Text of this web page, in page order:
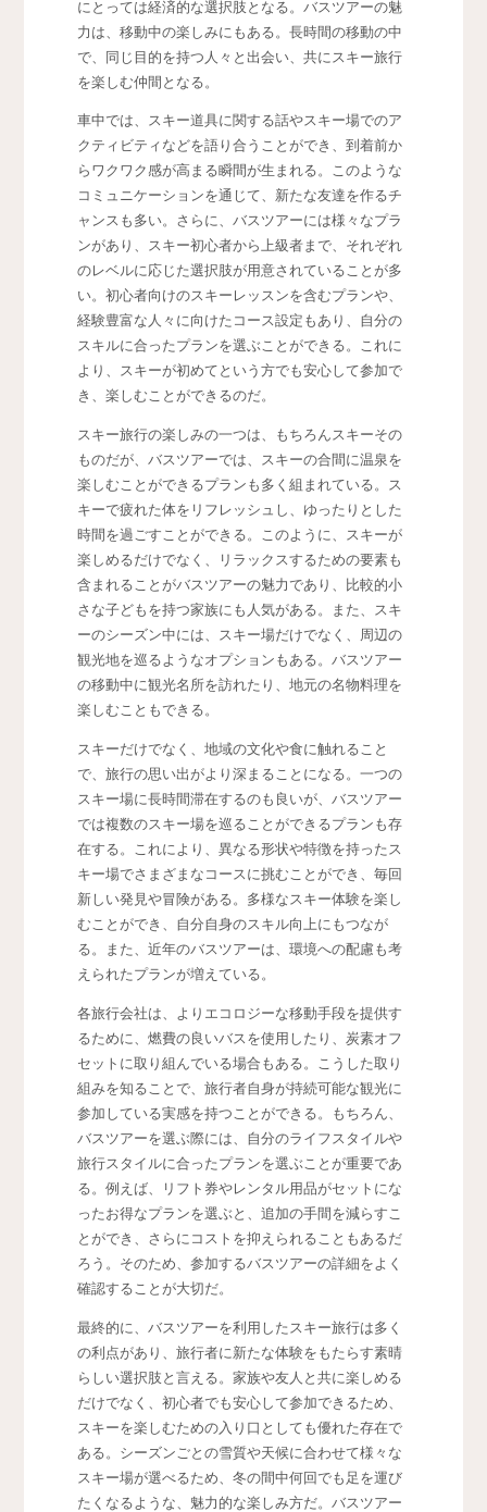
にとっては経済的な選択肢となる。バスツアーの魅
力は、移動中の楽しみにもある。長時間の移動の中
で、同じ目的を持つ人々と出会い、共にスキー旅行
を楽しむ仲間となる。
車中では、スキー道具に関する話やスキー場でのア
クティビティなどを語り合うことができ、到着前か
らワクワク感が高まる瞬間が生まれる。このような
コミュニケーションを通じて、新たな友達を作るチ
ャンスも多い。さらに、バスツアーには様々なプラ
ンがあり、スキー初心者から上級者まで、それぞれ
のレベルに応じた選択肢が用意されていることが多
い。初心者向けのスキーレッスンを含むプランや、
経験豊富な人々に向けたコース設定もあり、自分の
スキルに合ったプランを選ぶことができる。これに
より、スキーが初めてという方でも安心して参加で
き、楽しむことができるのだ。
スキー旅行の楽しみの一つは、もちろんスキーその
ものだが、バスツアーでは、スキーの合間に温泉を
楽しむことができるプランも多く組まれている。ス
キーで疲れた体をリフレッシュし、ゆったりとした
時間を過ごすことができる。このように、スキーが
楽しめるだけでなく、リラックスするための要素も
含まれることがバスツアーの魅力であり、比較的小
さな子どもを持つ家族にも人気がある。また、スキ
ーのシーズン中には、スキー場だけでなく、周辺の
観光地を巡るようなオプションもある。バスツアー
の移動中に観光名所を訪れたり、地元の名物料理を
楽しむこともできる。
スキーだけでなく、地域の文化や食に触れること
で、旅行の思い出がより深まることになる。一つの
スキー場に長時間滞在するのも良いが、バスツアー
では複数のスキー場を巡ることができるプランも存
在する。これにより、異なる形状や特徴を持ったス
キー場でさまざまなコースに挑むことができ、毎回
新しい発見や冒険がある。多様なスキー体験を楽し
むことができ、自分自身のスキル向上にもつなが
る。また、近年のバスツアーは、環境への配慮も考
えられたプランが増えている。
各旅行会社は、よりエコロジーな移動手段を提供す
るために、燃費の良いバスを使用したり、炭素オフ
セットに取り組んでいる場合もある。こうした取り
組みを知ることで、旅行者自身が持続可能な観光に
参加している実感を持つことができる。もちろん、
バスツアーを選ぶ際には、自分のライフスタイルや
旅行スタイルに合ったプランを選ぶことが重要であ
る。例えば、リフト券やレンタル用品がセットにな
ったお得なプランを選ぶと、追加の手間を減らすこ
とができ、さらにコストを抑えられることもあるだ
ろう。そのため、参加するバスツアーの詳細をよく
確認することが大切だ。
最終的に、バスツアーを利用したスキー旅行は多く
の利点があり、旅行者に新たな体験をもたらす素晴
らしい選択肢と言える。家族や友人と共に楽しめる
だけでなく、初心者でも安心して参加できるため、
スキーを楽しむための入り口としても優れた存在で
ある。シーズンごとの雪質や天候に合わせて様々な
スキー場が選べるため、冬の間中何回でも足を運び
たくなるような、魅力的な楽しみ方だ。バスツアー